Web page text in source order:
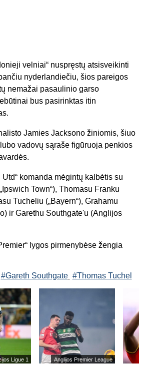
velniai“ nuspręstų atsisveikinti
nyderlandiečiu, šios pareigos
nemažai pasaulinio garso
bus pasirinktas itin
Jamies Jacksono žiniomis, šiuo
vadovų sąraše figūruoja penkios
Utd“ komanda mėgintų kalbėtis su
Town“), Thomasu Franku
Tucheliu („Bayern“), Grahamu
ir Garethu Southgate'u (Anglijos
lygos pirmenybėse žengia
#Gareth Southgate #Thomas Tuchel
Ligue 1 Anglijos Premier League